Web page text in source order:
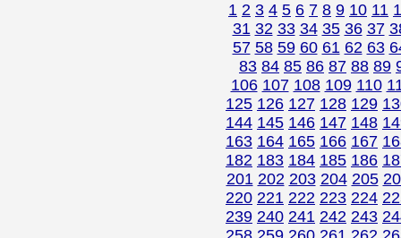
1 2 3 4 5 6 7 8 9 10 11
31 32 33 34 35 36 37
57 58 59 60 61 62 63
83 84 85 86 87 88 89
106 107 108 109 110
125 126 127 128 129
144 145 146 147 148
163 164 165 166 167
182 183 184 185 186
201 202 203 204 205
220 221 222 223 224
239 240 241 242 243